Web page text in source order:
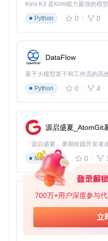
700万+用户深度参与
立
wechatDataBackup
项目地址：
https://gitcode.com/
Python
0 0
DataFlow
基于大模型算子和工作流的高
Python
0 4
源启盛夏_AtomGit
Markdown
0 1
py-xiaozhi
Python
0 1